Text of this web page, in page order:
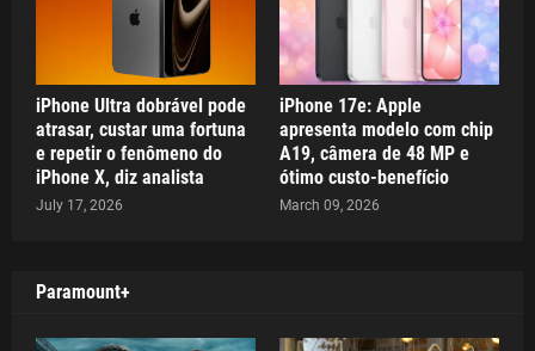
iPhone Ultra dobrável pode
atrasar, custar uma fortuna
e repetir o fenômeno do
iPhone X, diz analista
July 17, 2026
iPhone 17e: Apple
apresenta modelo com chip
A19, câmera de 48 MP e
ótimo custo-benefício
March 09, 2026
Paramount+